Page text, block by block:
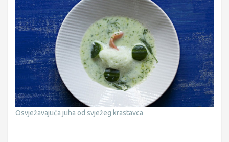
Osvježavajuća juha od svježeg krastavca